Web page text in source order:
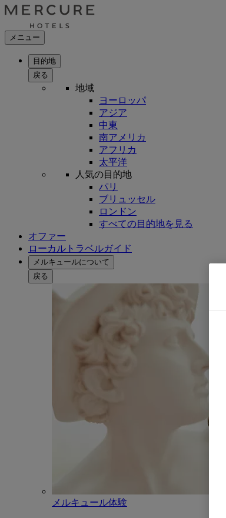
メニュー
目的地
戻る
地域
ヨーロッパ
アジア
中東
南アメリカ
アフリカ
太平洋
人気の目的地
パリ
ブリュッセル
ロンドン
すべての目的地を見る
オファー
ローカルトラベルガイド
メルキュールについて
戻る
メルキュール体験